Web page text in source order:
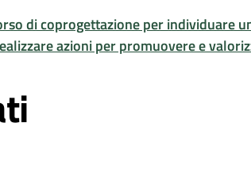
di coprogettazione per individuare
azioni per promuovere e